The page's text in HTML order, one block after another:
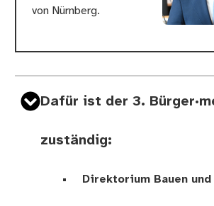
von Nürnberg.
Dafür ist der 3.
zuständig:
Direktorium Bauen und